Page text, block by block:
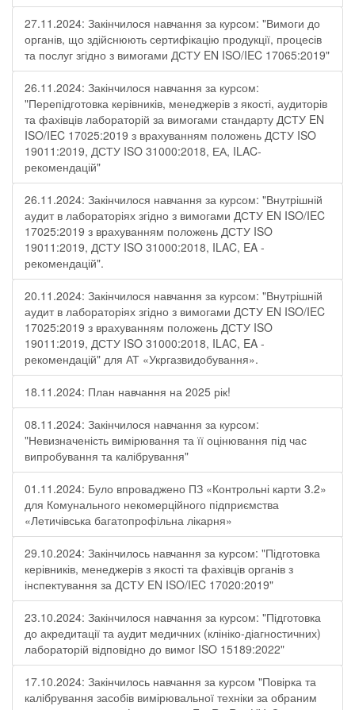
27.11.2024: Закінчилося навчання за курсом: "Вимоги до
органів, що здійснюють сертифікацію продукції, процесів
та послуг згідно з вимогами ДСТУ EN ISO/IEC 17065:2019"
26.11.2024: Закінчилося навчання за курсом:
"Перепідготовка керівників, менеджерів з якості, аудиторів
та фахівців лабораторій за вимогами стандарту ДСТУ EN
ISO/IEC 17025:2019 з врахуванням положень ДСТУ ISO
19011:2019, ДСТУ ISO 31000:2018, ЕА, ILAC-
рекомендацій"
26.11.2024: Закінчилося навчання за курсом: "Внутрішній
аудит в лабораторіях згідно з вимогами ДСТУ EN ISO/IEC
17025:2019 з врахуванням положень ДСТУ ISO
19011:2019, ДСТУ ISO 31000:2018, ILAC, EA -
рекомендацій".
20.11.2024: Закінчилося навчання за курсом: "Внутрішній
аудит в лабораторіях згідно з вимогами ДСТУ EN ISO/IEC
17025:2019 з врахуванням положень ДСТУ ISO
19011:2019, ДСТУ ISO 31000:2018, ILAC, EA -
рекомендацій" для АТ «Укргазвидобування».
18.11.2024: План навчання на 2025 рік!
08.11.2024: Закінчилося навчання за курсом:
"Невизначеність вимірювання та її оцінювання під час
випробування та калібрування"
01.11.2024: Було впроваджено ПЗ «Контрольні карти 3.2»
для Комунального некомерційного підприємства
«Летичівська багатопрофільна лікарня»
29.10.2024: Закінчилось навчання за курсом: "Підготовка
керівників, менеджерів з якості та фахівців органів з
інспектування за ДСТУ EN ISO/IEC 17020:2019"
23.10.2024: Закінчилося навчання за курсом: "Підготовка
до акредитації та аудит медичних (клініко-діагностичних)
лабораторій відповідно до вимог ISO 15189:2022"
17.10.2024: Закінчилось навчання за курсом "Повірка та
калібрування засобів вимірювальної техніки за обраним